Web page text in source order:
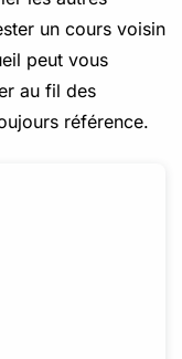
un cours voisin
peut vous
au fil des
référence.